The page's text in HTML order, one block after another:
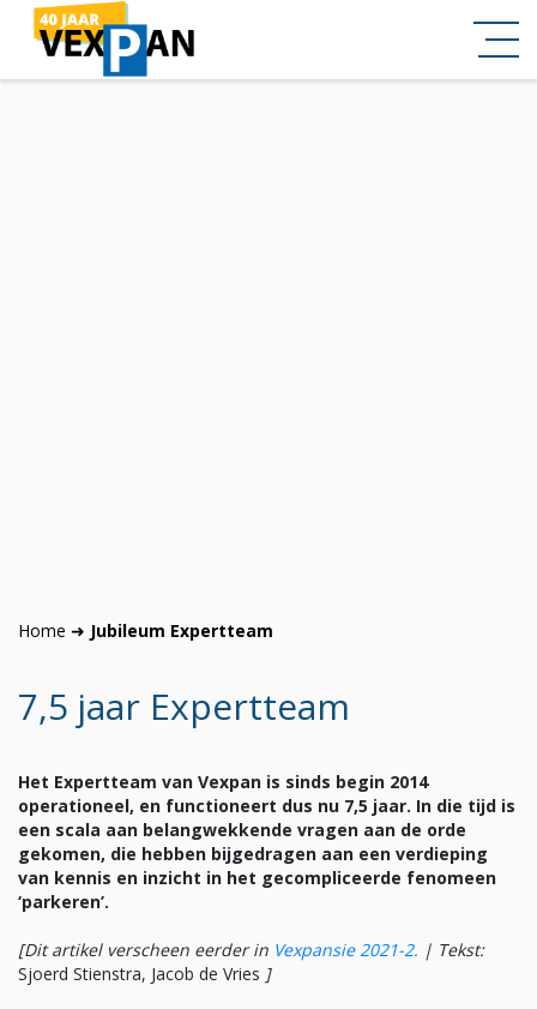
Home ➜ Jubileum Expertteam
7,5 jaar Expertteam
Het Expertteam van Vexpan is sinds begin 2014
operationeel, en functioneert dus nu 7,5 jaar. In die tijd is
een scala aan belangwekkende vragen aan de orde
gekomen, die hebben bijgedragen aan een verdieping
van kennis en inzicht in het gecompliceerde fenomeen
‘parkeren’.
[Dit artikel verscheen eerder in Vexpansie 2021-2. | Tekst:
Sjoerd Stienstra, Jacob de Vries ]